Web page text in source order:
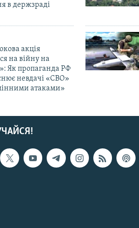
в держзраді
акція
на війну на
Як пропаганда РФ
невдачі «СВО»
атаками»